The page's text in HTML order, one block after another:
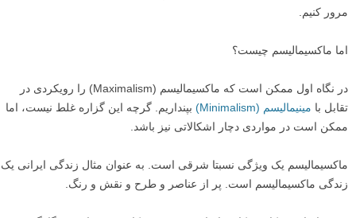
مرور کنیم.
اما ماکسیمالیسم چیست؟
در نگاه اول ممکن است که ماکسیمالیسم (Maximalism) را رویکردی در
تقابل با مینیمالیسم (Minimalism)
بپنداریم. گرچه این گزاره غلط نیست، اما
ممکن است در مواردی دچار اشکالاتی نیز باشد.
ماکسیمالیسم یک ویژگی نسبتا شرقی است. به عنوان مثال زندگی ایرانی یک
زندگی ماکسیمالیسم است. پر از عناصر و طرح و نقش و رنگ.